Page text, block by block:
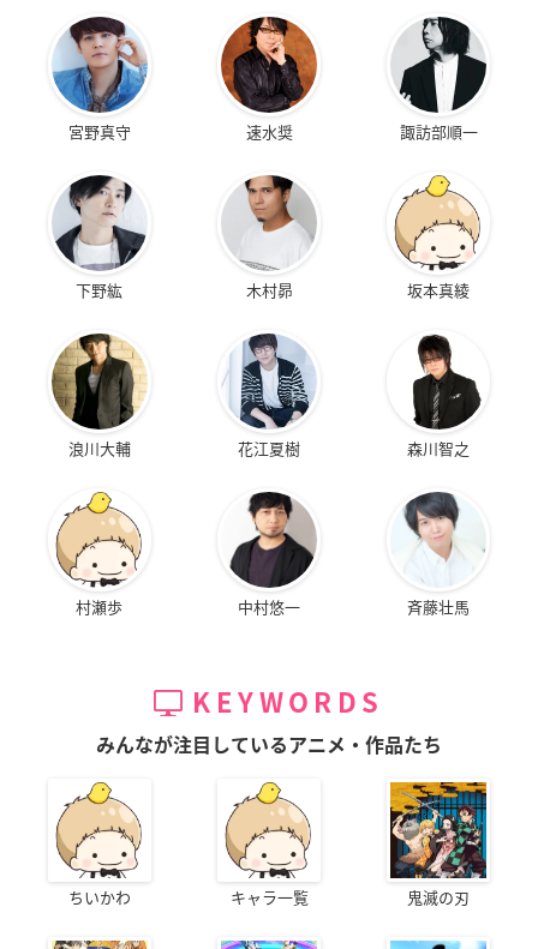
宮野真守 速水奨 諏訪部順一
下野紘 木村昴 坂本真綾
浪川大輔 花江夏樹 森川智之
村瀬歩 中村悠一 斉藤壮馬
KEYWORDS
みんなが注目しているアニメ・作品たち
ちいかわ キャラ一覧 鬼滅の刃